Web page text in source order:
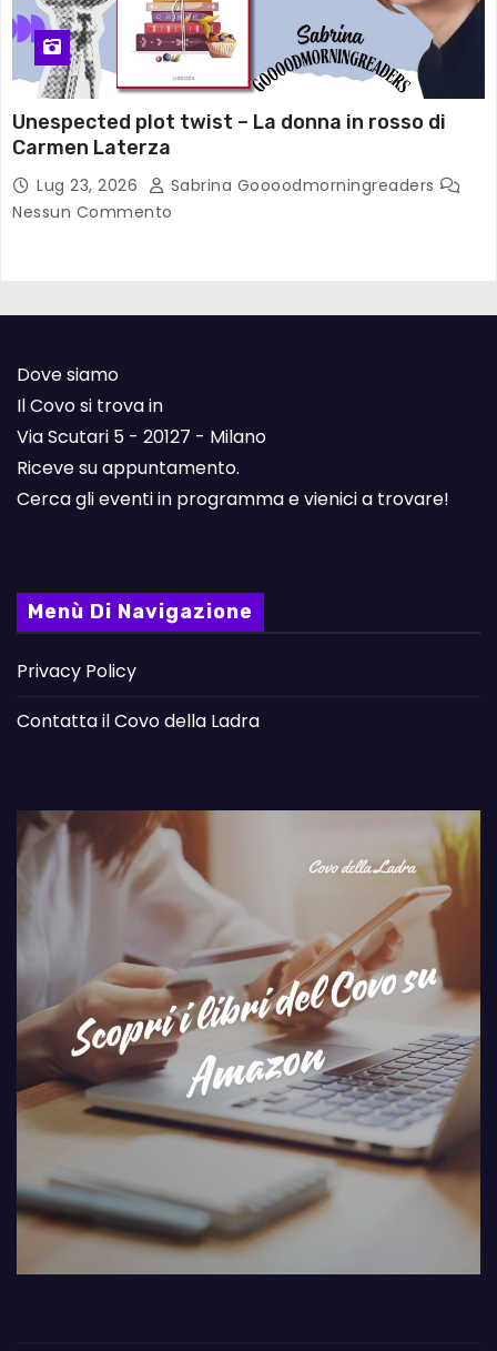
Unespected plot twist – La donna in rosso di
Carmen Laterza
Lug 23, 2026
Sabrina Goooodmorningreaders
Nessun Commento
Dove siamo
Il Covo si trova in
Via Scutari 5 - 20127 - Milano
Riceve su appuntamento.
Cerca gli eventi in programma e vienici a trovare!
Menù Di Navigazione
Privacy Policy
Contatta il Covo della Ladra